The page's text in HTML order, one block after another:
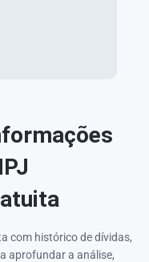
com histórico de dívidas,
aprofundar a análise,